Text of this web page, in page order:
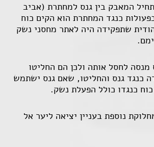
המאבק בין גנס למחתרת (אביב
בפעולות כנגד המחתרת הוא הקים כוח
שתפקידה היה לאתר מחסני נשק
לחסל אותה ולכן הם החליטו
כנגד גנס והחליטו, שאם גנס ישתמש
כנגדו כולל הפעלת נשק.
נוספת בעניין יציאה ליער אל